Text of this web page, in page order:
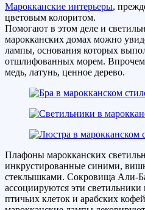
Марокканские интерьеры,
цветовым колоритом.
Помогают в этом деле и
марокканских домах можно
лампы, основания которых
отшлифованных морем.
медь, латунь, ценное дерево.
Плафоны марокканских
инкрустированные синими,
стеклышками. Сокровища Али-
ассоциируются эти
птичьих клеток и арабских